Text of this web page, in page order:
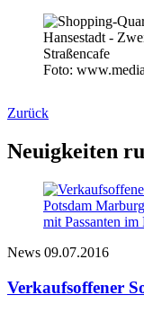
Foto:
Zurück
Neuigkeiten
News 09.07.2016
Verkaufsoffener